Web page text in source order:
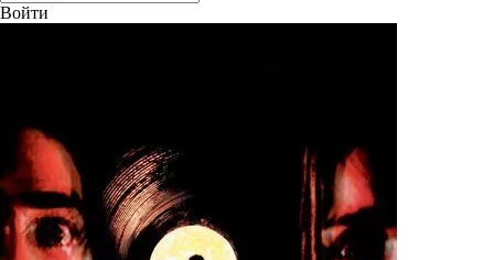
Войти